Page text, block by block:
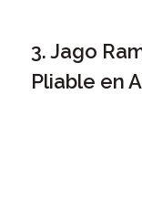
3. Jago
Pliable en